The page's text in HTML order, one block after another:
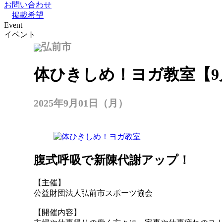
お問い合わせ
掲載希望
Event
イベント
弘前市
体ひきしめ！ヨガ教室【
2025年9月01日（月）
腹式呼吸で新陳代謝アップ！
【主催】
公益財団法人弘前市スポーツ協会
【開催内容】